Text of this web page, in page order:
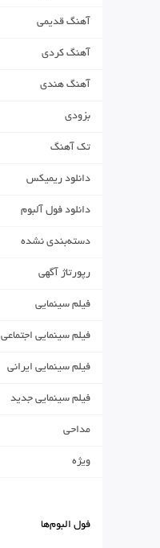
آهنگ قدیمی
آهنگ کردی
آهنگ هندی
بزودی
تک آهنگ
دانلود ریمیکس
دانلود فول آلبوم
دسته‌بندی نشده
رپورتاژ آگهی
فیلم سینمایی
فیلم سینمایی اجتماعی
فیلم سینمایی ایرانی
فیلم سینمایی جدید
مداحی
ویژه
فول البوم‌ها